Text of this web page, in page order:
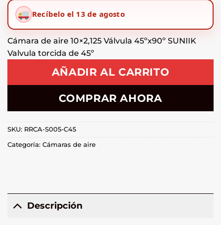
Recíbelo el 13 de agosto
Cámara de aire 10×2,125 Válvula 45ºx90º SUNIIK
Valvula torcida de 45º
AÑADIR AL CARRITO
COMPRAR AHORA
SKU: RRCA-S005-C45
Categoría: Cámaras de aire
Descripción